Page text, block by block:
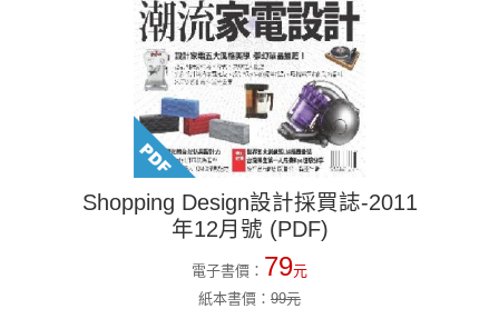
Shopping Design設計採買誌-2011
年12月號 (PDF)
電子書價： 79元
紙本書價： 99元